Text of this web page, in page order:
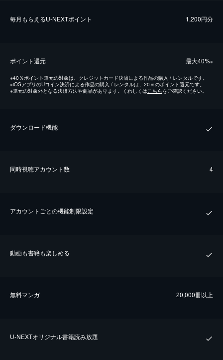
毎⽉もらえるU-NEXTポイント 1,200円分
ポイント還元 最⼤40%※
※40％ポイント還元の対象は、クレジットカード決済による作品の購入 / レンタルです。
※iOSアプリのUコイン決済による作品の購入 / レンタルは、20％のポイント還元です。
※還元の対象外となる決済方法や商品があります。くわしくは こちらをご確認ください。
ダウンロード機能
同時視聴アカウント数 4
アカウントごとの機能制限設定
動画も書籍も楽しめる
無料マンガ 20,000冊以上
U-NEXTオリジナル書籍読み放題